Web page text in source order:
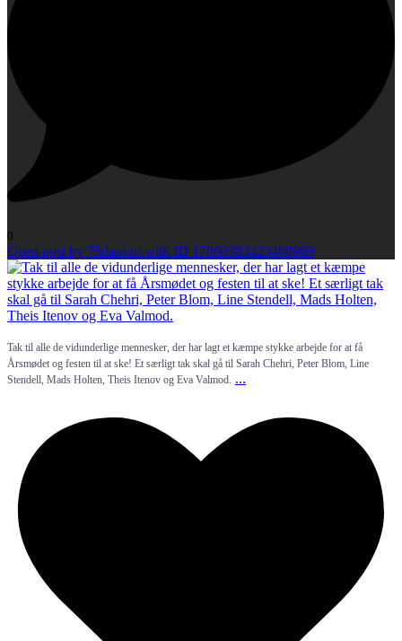
0
Open post by 75dasaim with ID 17860383423468969
Tak til alle de vidunderlige mennesker, der har lagt et kæmpe stykke arbejde for at få
Årsmødet og festen til at ske! Et særligt tak skal gå til Sarah Chehri, Peter Blom, Line
Stendell, Mads Holten, Theis Itenov og Eva Valmod. ...